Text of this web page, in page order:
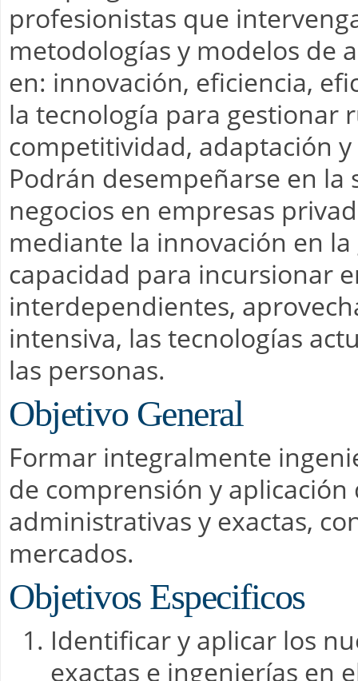
profesionistas que
metodologías y modelos de
en: innovación, eficiencia,
la tecnología para gestionar
competitividad, adaptación
Podrán desempeñarse en
negocios en empresas
mediante la innovación en
capacidad para incursionar
interdependientes,
intensiva, las tecnologías
las personas.
Objetivo General
Formar integralmente
de comprensión y aplicación
administrativas y exactas,
mercados.
Objetivos Especificos
Identificar y aplicar los
exactas e ingenierías en